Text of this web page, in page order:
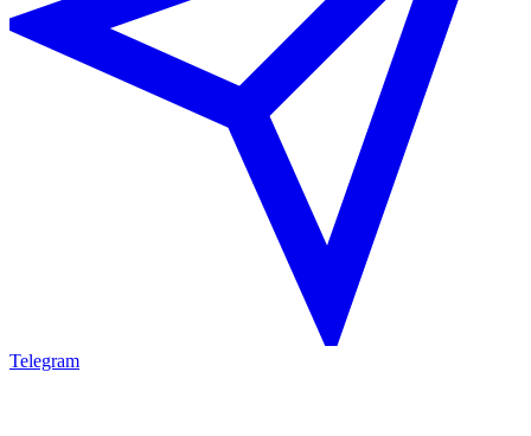
Telegram